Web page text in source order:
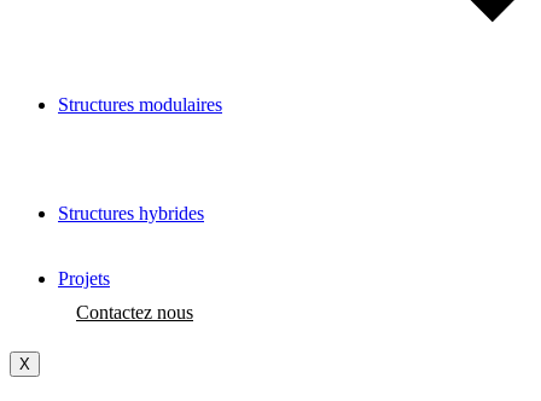
Structures modulaires
Structures hybrides
Projets
Contactez nous
X